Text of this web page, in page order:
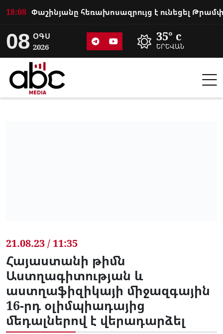
18:08
08 ՕԳՍ
2026
35° c
ԵՐԵՎԱՆ
21.08.23 / 11:35
Հայաստանի թիմն
Աստղագիտության և
աստղաֆիզիկայի միջազգային
16-րդ օլիմպիադայից
մեդալներով է վերադարձել